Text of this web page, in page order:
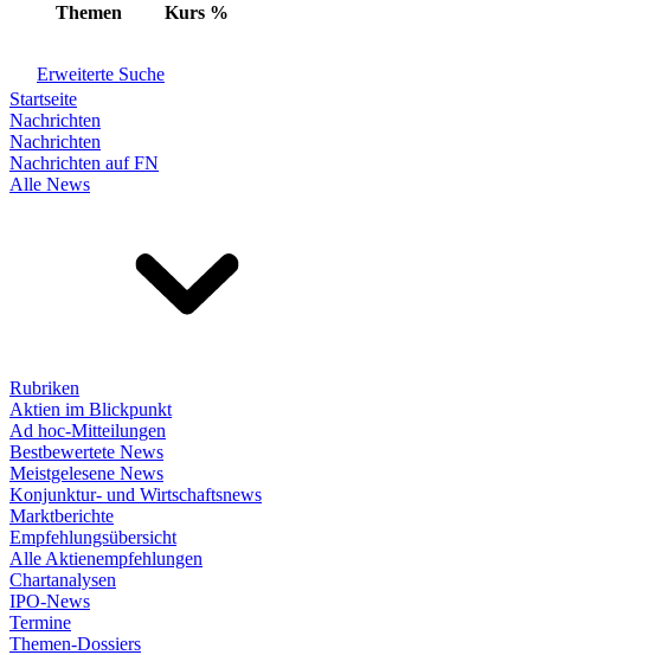
Themen Kurs %
Erweiterte Suche
Startseite
Nachrichten
Nachrichten
Nachrichten auf FN
Alle News
Rubriken
Aktien im Blickpunkt
Ad hoc-Mitteilungen
Bestbewertete News
Meistgelesene News
Konjunktur- und Wirtschaftsnews
Marktberichte
Empfehlungsübersicht
Alle Aktienempfehlungen
Chartanalysen
IPO-News
Termine
Themen-Dossiers